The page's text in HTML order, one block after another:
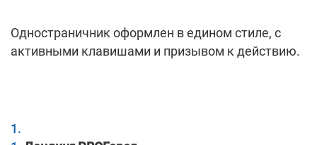
Одностраничник оформлен в едином стиле, с
активными клавишами и призывом к действию.